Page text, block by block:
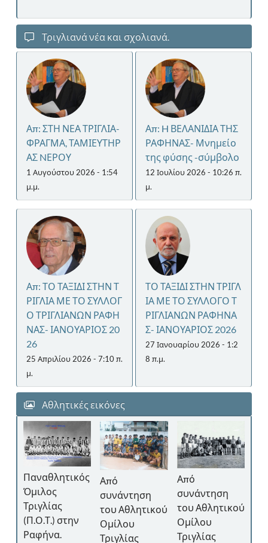
Τριγλιανά νέα και σχολιανά.
Απ: ΣΤΗ ΝΕΑ ΤΡΙΓΛΙΑ-
ΦΡΑΓΜΑ, ΤΑΜΙΕΥΤΗΡ
ΑΣ NΕΡΟΥ
1 Αυγούστου 2026 - 1:54
μ.μ.
Απ: H ΒΕΛΑΝΙΔΙΑ ΤΗΣ
ΡΑΦΗΝΑΣ- Μνημείο
της φύσης -σύμβολο
12 Ιουλίου 2026 - 10:26 π.
μ.
Απ: ΤΟ ΤΑΞΙΔΙ ΣΤΗΝ Τ
ΡΙΓΛΙΑ ΜΕ ΤΟ ΣΥΛΛΟΓ
Ο ΤΡΙΓΛΙΑΝΩΝ ΡΑΦΗ
ΝΑΣ- ΙΑΝΟΥΑΡΙΟΣ 20
26
25 Απριλίου 2026 - 7:10 π.
μ.
ΤΟ ΤΑΞΙΔΙ ΣΤΗΝ ΤΡΙΓΛ
ΙΑ ΜΕ ΤΟ ΣΥΛΛΟΓΟ Τ
ΡΙΓΛΙΑΝΩΝ ΡΑΦΗΝΑ
Σ- ΙΑΝΟΥΑΡΙΟΣ 2026
27 Ιανουαρίου 2026 - 1:2
8 π.μ.
Αθλητικές εικόνες
Παναθλητικός
Όμιλος
Τριγλίας
(Π.Ο.Τ.) στην
Ραφήνα.
Από
συνάντηση
του Αθλητικού
Ομίλου
Τριγλίας
Από
συνάντηση
του Αθλητικού
Ομίλου
Τριγλίας